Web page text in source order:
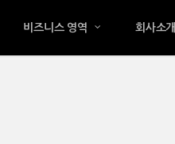
비즈니스 영역 회사소개